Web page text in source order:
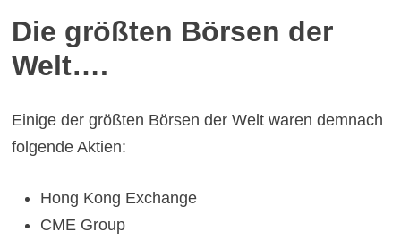
Die größten Börsen der
Welt….
Einige der größten Börsen der Welt waren demnach
folgende Aktien:
Hong Kong Exchange
CME Group